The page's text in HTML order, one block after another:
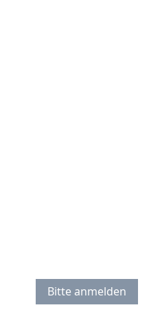
Bitte anmelden